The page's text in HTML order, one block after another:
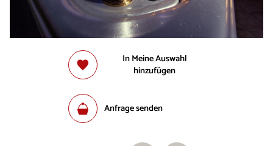
In Meine Auswahl
hinzufügen
Anfrage senden